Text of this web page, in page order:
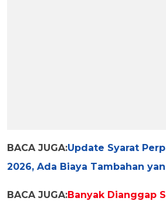
BACA JUGA:Update Syarat
2026, Ada Biaya Tambahan
BACA JUGA:Banyak Dianggap